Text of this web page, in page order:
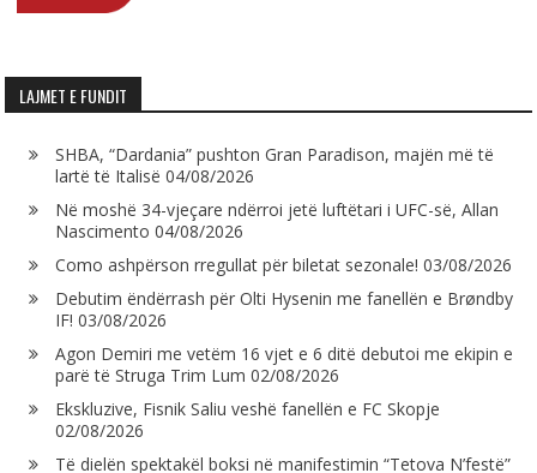
LAJMET E FUNDIT
SHBA, “Dardania” pushton Gran Paradison, majën më të
lartë të Italisë 04/08/2026
Në moshë 34-vjeçare ndërroi jetë luftëtari i UFC-së, Allan
Nascimento 04/08/2026
Como ashpërson rregullat për biletat sezonale! 03/08/2026
Debutim ëndërrash për Olti Hysenin me fanellën e Brøndby
IF! 03/08/2026
Agon Demiri me vetëm 16 vjet e 6 ditë debutoi me ekipin e
parë të Struga Trim Lum 02/08/2026
Ekskluzive, Fisnik Saliu veshë fanellën e FC Skopje
02/08/2026
Të dielën spektakël boksi në manifestimin “Tetova N’festë”